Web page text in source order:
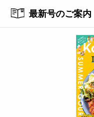
最新号のご案内